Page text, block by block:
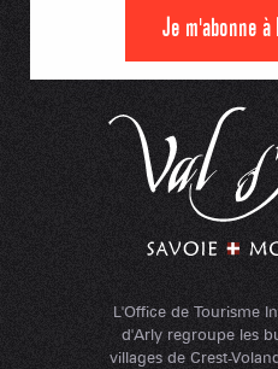
L'Office de Tourisme
d'Arly regroupe les
villages de Crest-
Je m'abonne